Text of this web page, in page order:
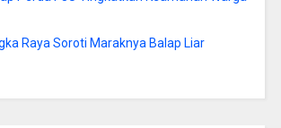
Raya Soroti Maraknya Balap Liar